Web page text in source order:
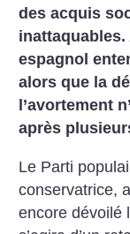
des acquis
espagnol
alors que la
l’avortement
après
Le Parti
conservatrice,
encore dévoilé